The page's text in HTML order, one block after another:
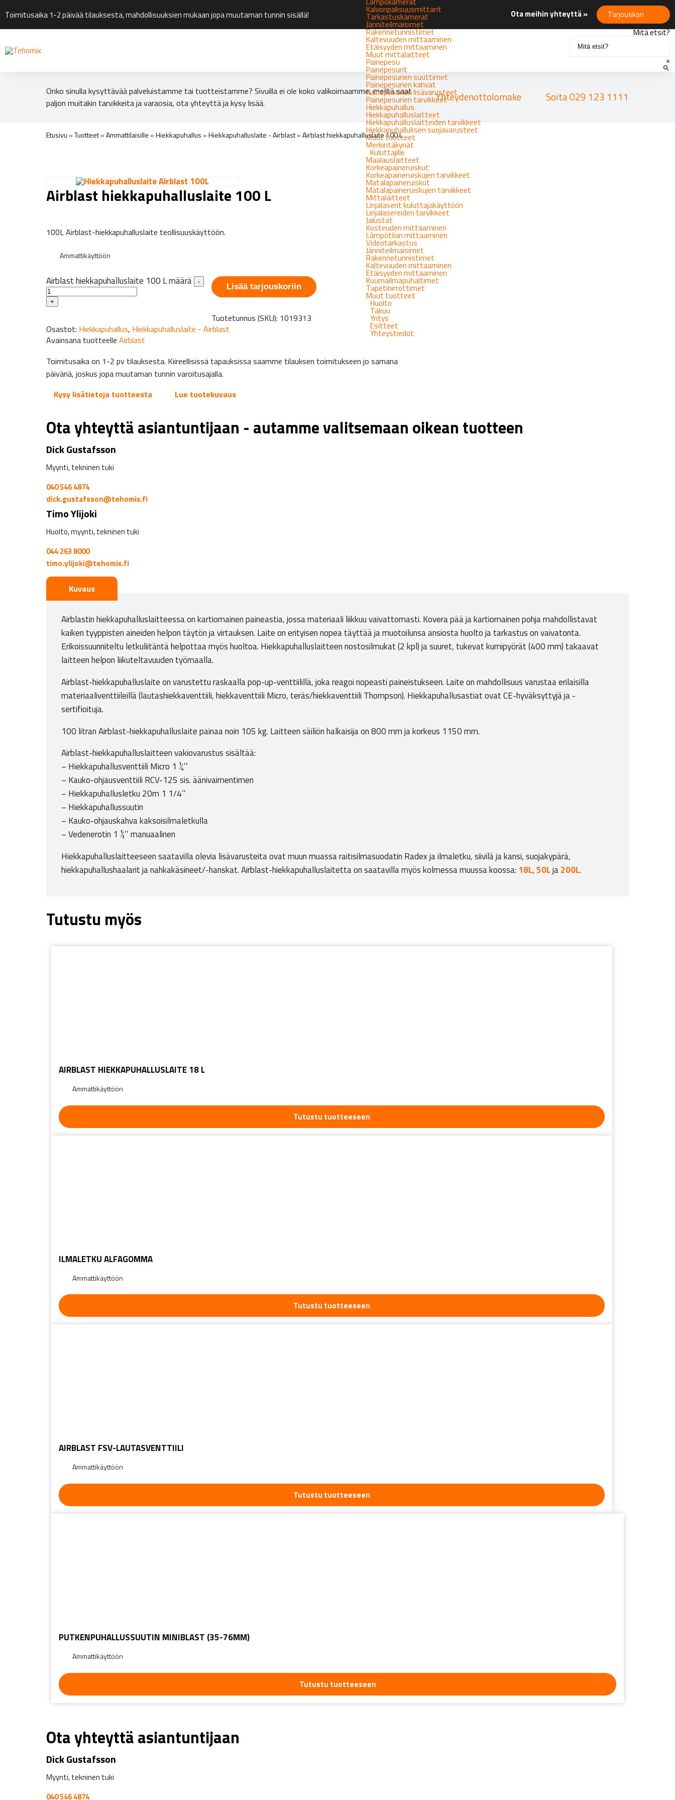
Toimitusaika 1-2 päivää tilauksesta, mahdollisuuksien mukaan jopa muutaman tunnin sisällä! Ota meihin yhteyttä » Tarjouskori
Kalvonpaksuusmittarit
Tarkastuskamerat
Jänniteilmaisimet
Rakennetunnistimet
Kaltevuuden mittaaminen
Etäisyyden mittaaminen
Muut mittalaitteet
Painepesu
Painepesurit
Painepesurien suuttimet
Painepesurien kahvat
Painepesurien lisävarusteet
Painepesurien tarvikkeet
Hiekkapuhallus
Hiekkapuhalluslaitteet
Hiekkapuhalluslaitteiden tarvikkeet
Hiekkapuhalluksen suojavarusteet
Muut tuotteet
Merkintäkynät
Kuluttajille
Maalauslaitteet
Korkeapaineruiskut
Korkeapaineruiskujen tarvikkeet
Matalapaineruiskut
Matalapaineruiskujen tarvikkeet
Mittalaitteet
Linjalaserit kuluttajakäyttöön
Linjalasereiden tarvikkeet
Jalustat
Kosteuden mittaaminen
Lämpötilan mittaaminen
Videotarkastus
Jänniteilmaisimet
Rakennetunnistimet
Kaltevuuden mittaaminen
Etäisyyden mittaaminen
Kuumailmapuhaltimet
Tapetinirrottimet
Muut tuotteet
Huolto
Takuu
Yritys
Esitteet
Yhteystiedot
Mitä etsit?
×
Onko sinulla kysyttävää palveluistamme tai tuotteistamme? Sivuilla ei ole koko valikoimaamme, meiltä saat
paljon muitakin tarvikkeita ja varaosia, ota yhteyttä ja kysy lisää.
Yhteydenottolomake Soita 029 123 1111
Etusivu »Tuotteet»Ammattilaisille »Hiekkapuhallus »Hiekkapuhalluslaite - Airblast»Airblast hiekkapuhalluslaite 100 L
Airblast hiekkapuhalluslaite 100 L
100L Airblast-hiekkapuhalluslaite teollisuuskäyttöön.
Ammattikäyttöön
Airblast hiekkapuhalluslaite 100 L määrä -
+
Lisää tarjouskoriin
Tuotetunnus (SKU): 1019313
Osastot: Hiekkapuhallus, Hiekkapuhalluslaite - Airblast
Avainsana tuotteelle Airblast
Toimitusaika on 1-2 pv tilauksesta. Kiireellisissä tapauksissa saamme tilauksen toimitukseen jo samana
päivänä, joskus jopa muutaman tunnin varoitusajalla.
Kysy lisätietoja tuotteesta
Lue tuotekuvaus
Ota yhteyttä asiantuntijaan - autamme valitsemaan oikean tuotteen
Dick Gustafsson
Myynti, tekninen tuki
040 546 4874
dick.gustafsson@tehomix.fi
Timo Ylijoki
Huolto, myynti, tekninen tuki
044 263 8000
timo.ylijoki@tehomix.fi
Kuvaus
Airblastin hiekkapuhalluslaitteessa on kartiomainen paineastia, jossa materiaali liikkuu vaivattomasti. Kovera pää ja kartiomainen pohja mahdollistavat
kaiken tyyppisten aineiden helpon täytön ja virtauksen. Laite on erityisen nopea täyttää ja muotoilunsa ansiosta huolto ja tarkastus on vaivatonta.
Erikoissuunniteltu letkuliitäntä helpottaa myös huoltoa. Hiekkapuhalluslaitteen nostosilmukat (2 kpl) ja suuret, tukevat kumipyörät (400 mm) takaavat
laitteen helpon liikuteltavuuden työmaalla.
Airblast-hiekkapuhalluslaite on varustettu raskaalla pop-up-venttiilillä, joka reagoi nopeasti paineistukseen. Laite on mahdollisuus varustaa erilaisilla
materiaaliventtiileillä (lautashiekkaventtiili, hiekkaventtiili Micro, teräs/hiekkaventtiili Thompson). Hiekkapuhallusastiat ovat CE-hyväksyttyjä ja -
sertifioituja.
100 litran Airblast-hiekkapuhalluslaite painaa noin 105 kg. Laitteen säiliön halkaisija on 800 mm ja korkeus 1150 mm.
Airblast-hiekkapuhalluslaitteen vakiovarustus sisältää:
– Hiekkapuhallusventtiili Micro 1 ¼’’
– Kauko-ohjausventtiili RCV-125 sis. äänivaimentimen
– Hiekkapuhallusletku 20m 1 1/4’’
– Hiekkapuhallussuutin
– Kauko-ohjauskahva kaksoisilmaletkulla
– Vedenerotin 1 ½’’ manuaalinen
Hiekkapuhalluslaitteeseen saatavilla olevia lisävarusteita ovat muun muassa raitisilmasuodatin Radex ja ilmaletku, siivilä ja kansi, suojakypärä,
hiekkapuhallushaalarit ja nahkakäsineet/-hanskat. Airblast-hiekkapuhalluslaitetta on saatavilla myös kolmessa muussa koossa: 18L,50Lja200L.
Tutustu myös
AIRBLAST HIEKKAPUHALLUSLAITE 18 L
Ammattikäyttöön
Tutustu tuotteeseen
ILMALETKU ALFAGOMMA
Ammattikäyttöön
Tutustu tuotteeseen
AIRBLAST FSV-LAUTASVENTTIILI
Ammattikäyttöön
Tutustu tuotteeseen
PUTKENPUHALLUSSUUTIN MINIBLAST (35-76MM)
Ammattikäyttöön
Tutustu tuotteeseen
Ota yhteyttä asiantuntijaan
Dick Gustafsson
Myynti, tekninen tuki
040 546 4874